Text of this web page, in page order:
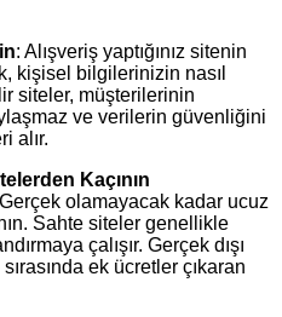
: Alışveriş yaptığınız sitenin
kişisel bilgilerinizin nasıl
siteler, müşterilerinin
ve verilerin güvenliğini
alır.
Kaçının
olamayacak kadar ucuz
Sahte siteler genellikle
çalışır. Gerçek dışı
ek ücretler çıkaran